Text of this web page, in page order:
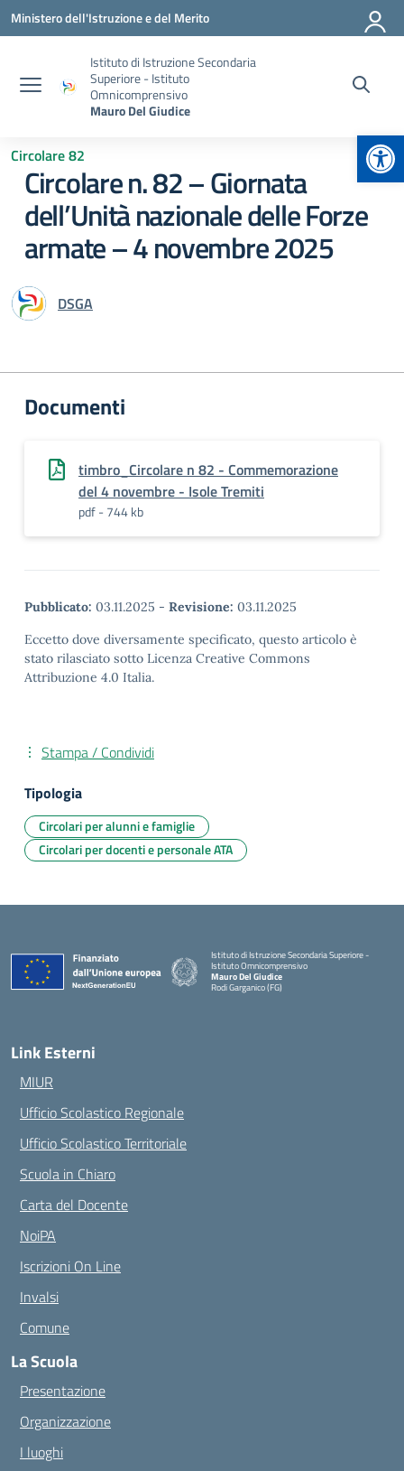
Vai ai contenuti
Vai al menu di navigazione
Vai al footer
Ministero dell'Istruzione e del Merito
Istituto di Istruzione Secondaria
Superiore - Istituto
Omnicomprensivo
Mauro Del Giudice
Circolare 82
Circolare n. 82 – Giornata
dell’Unità nazionale delle Forze
armate – 4 novembre 2025
DSGA
Documenti
timbro_Circolare n 82 - Commemorazione
del 4 novembre - Isole Tremiti
pdf - 744 kb
Pubblicato: 03.11.2025 - Revisione: 03.11.2025
Eccetto dove diversamente specificato, questo articolo è
stato rilasciato sotto Licenza Creative Commons
Attribuzione 4.0 Italia.
Stampa / Condividi
Tipologia
Circolari per alunni e famiglie
Circolari per docenti e personale ATA
Istituto di Istruzione Secondaria Superiore -
Istituto Omnicomprensivo
Mauro Del Giudice
Rodi Garganico (FG)
— Visita la pagina iniziale della scuola
Link Esterni
MIUR
Ufficio Scolastico Regionale
Ufficio Scolastico Territoriale
Scuola in Chiaro
Carta del Docente
NoiPA
Iscrizioni On Line
Invalsi
Comune
La Scuola
Presentazione
Organizzazione
I luoghi